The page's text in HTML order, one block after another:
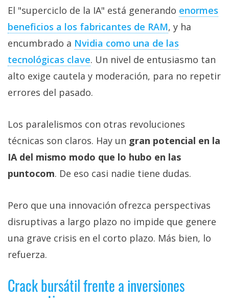
El "superciclo de la IA" está generando enormes
beneficios a los fabricantes de RAM‎, y ha
encumbrado a Nvidia como una de las
tecnológicas clave‎. Un nivel de entusiasmo tan
alto exige cautela y moderación, para no repetir
errores del pasado.
Los paralelismos con otras revoluciones
técnicas son claros. Hay un gran potencial en la
IA del mismo modo que lo hubo en las
puntocom. De eso casi nadie tiene dudas.
Pero que una innovación ofrezca perspectivas
disruptivas a largo plazo no impide que genere
una grave crisis en el corto plazo. Más bien, lo
refuerza.
Crack bursátil frente a inversiones